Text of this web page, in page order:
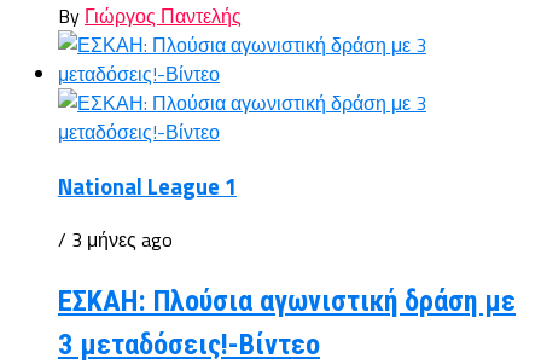
By Γιώργος Παντελής
National League 1
/ 3 μήνες ago
ΕΣΚΑΗ: Πλούσια αγωνιστική δράση με
3 μεταδόσεις!-Βίντεο